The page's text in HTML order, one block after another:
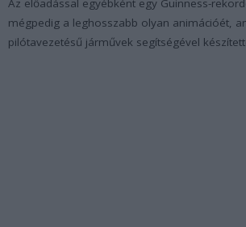
Az előadással egyébként egy Guinness-
mégpedig a leghosszabb olyan animációét,
pilótavezetésű járművek segítségével